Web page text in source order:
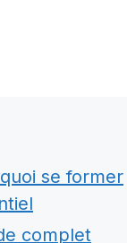
se former
complet